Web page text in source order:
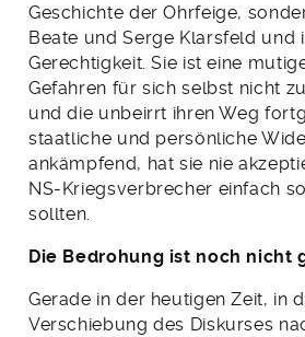
Geschichte der Ohrfeige,
Beate und Serge Klarsfeld und
Gerechtigkeit. Sie ist eine
Gefahren für sich selbst nicht
und die unbeirrt ihren Weg
staatliche und persönliche
ankämpfend, hat sie nie
NS-Kriegsverbrecher einfach
sollten.
Die Bedrohung ist noch nicht
Gerade in der heutigen Zeit, in
Verschiebung des Diskurses